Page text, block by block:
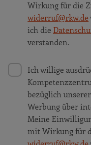
Wirkung für die
widerruf@rkw.de
ich die
verstanden.
Ich willige
bezüglich
Werbung über
Meine
mit Wirkung für